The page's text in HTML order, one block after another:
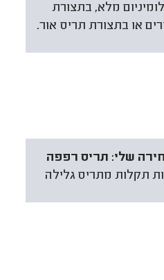
מלא, בתצורת
או בתצורת תריס אור.
שלי: תריס רפפה
תקלות מתריס גלילה